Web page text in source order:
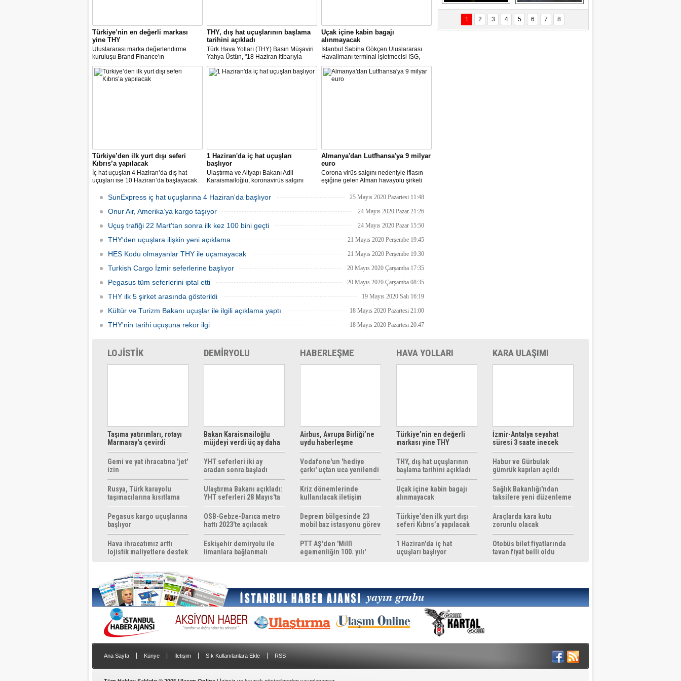
Türkiye’nin en değerli markası
yine THY
Uluslararası marka değerlendirme
kuruluşu Brand Finance'ın
araştırmasına göre Türk Hava Yolları, 2
milyar dolara yaklaşan marka değeriyle
bu yıl da "Türkiye'nin en değerli
THY, dış hat uçuşlarının başlama
tarihini açıkladı
Türk Hava Yolları (THY) Basın Müşaviri
Yahya Üstün, "18 Haziran itibarıyla
Avrupa’daki 16 şehirden Anadolu’daki
14 noktaya direkt uçmaya başlayacağız"
Uçak içine kabin bagajı
alınmayacak
İstanbul Sabiha Gökçen Uluslararası
Havalimanı terminal işletmecisi ISG,
yarın başlayacak iç hat uçuşlarında
uçak içerisine kabin bagajı kabul
edilmeyeceğini duyurdu.
Türkiye’den ilk yurt dışı seferi
Kıbrıs’a yapılacak
İç hat uçuşları 4 Haziran’da dış hat
uçuşları ise 10 Haziran’da başlayacak.
olacak.
1 Haziran'da iç hat uçuşları
başlıyor
Ulaştırma ve Altyapı Bakanı Adil
Karaismailoğlu, koronavirüs salgını
seferlerinin, 1 Haziran itibarıyla iç
hatlarda yeniden başlayacağını bildirdi.
Almanya'dan Lutfhansa'ya 9 milyar
euro
Corona virüs salgını nedeniyle iflasın
eşiğine gelen Alman havayolu şirketi
anlaşma sağlandı.
SunExpress iç hat uçuşlarına 4 Haziran'da başlıyor 25 Mayıs 2020 Pazartesi 11:48
Onur Air, Amerika’ya kargo taşıyor 24 Mayıs 2020 Pazar 21:26
Uçuş trafiği 22 Mart'tan sonra ilk kez 100 bini geçti 24 Mayıs 2020 Pazar 15:50
THY'den uçuşlara ilişkin yeni açıklama 21 Mayıs 2020 Perşembe 19:45
HES Kodu olmayanlar THY ile uçamayacak 21 Mayıs 2020 Perşembe 19:30
Turkish Cargo İzmir seferlerine başlıyor 20 Mayıs 2020 Çarşamba 17:35
Pegasus tüm seferlerini iptal etti 20 Mayıs 2020 Çarşamba 08:35
THY ilk 5 şirket arasında gösterildi 19 Mayıs 2020 Salı 16:19
Kültür ve Turizm Bakanı uçuşlar ile ilgili açıklama yaptı 18 Mayıs 2020 Pazartesi 21:00
THY'nin tarihi uçuşuna rekor ilgi 18 Mayıs 2020 Pazartesi 20:47
SEÇİL ÖZYANIK
Ne Değişti?
Delta uçağına
yıldırım çarptı
Ford Focus RS
(2015)
1 2 3 4 5 6 7 8
LOJİSTİK
Taşıma yatırımları, rotayı
Marmaray'a çevirdi
Gemi ve yat ihracatına 'jet'
izin
Rusya, Türk karayolu
taşımacılarına kısıtlama
getirebilir
Pegasus kargo uçuşlarına
başlıyor
Hava ihracatımız arttı
lojistik maliyetlere destek
DEMİRYOLU
Bakan Karaismailoğlu
müjdeyi verdi üç ay daha
ücretsiz
YHT seferleri iki ay
aradan sonra başladı
Ulaştırma Bakanı açıkladı:
YHT seferleri 28 Mayıs'ta
başlıyor
OSB-Gebze-Darıca metro
hattı 2023'te açılacak
Eskişehir demiryolu ile
limanlara bağlanmalı
HABERLEŞME
Airbus, Avrupa Birliği’ne
uydu haberleşme
çözümleri sunuyor
Vodafone'un 'hediye
çarkı' uçtan uca yenilendi
Kriz dönemlerinde
kullanılacak iletişim
yöntemleri rehberi
hazırlandı
Deprem bölgesinde 23
mobil baz istasyonu görev
yapıyor
PTT AŞ'den 'Millî
egemenliğin 100. yılı'
HAVA YOLLARI
Türkiye’nin en değerli
markası yine THY
THY, dış hat uçuşlarının
başlama tarihini açıkladı
Uçak içine kabin bagajı
alınmayacak
Türkiye’den ilk yurt dışı
seferi Kıbrıs’a yapılacak
1 Haziran'da iç hat
uçuşları başlıyor
KARA ULAŞIMI
İzmir-Antalya seyahat
süresi 3 saate inecek
Habur ve Gürbulak
gümrük kapıları açıldı
Sağlık Bakanlığı'ndan
taksilere yeni düzenleme
Araçlarda kara kutu
zorunlu olacak
Otobüs bilet fiyatlarında
tavan fiyat belli oldu
Ana Sayfa Künye İletişim Sık Kullanılanlara Ekle RSS